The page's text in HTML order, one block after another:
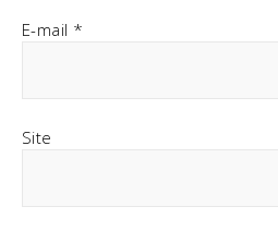
E-mail *
Site